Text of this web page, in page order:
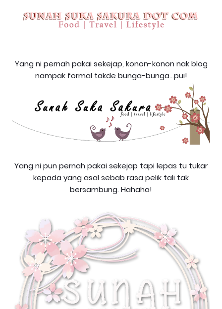
Yang ni pernah pakai sekejap, konon-konon nak blog
nampak formal takde bunga-bunga...pui!
Yang ni pun pernah pakai sekejap tapi lepas tu tukar
kepada yang asal sebab rasa pelik tali tak
bersambung. Hahaha!